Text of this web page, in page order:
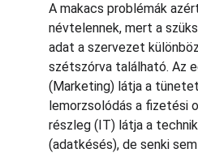
A makacs problémák
névtelennek, mert a
adat a szervezet
szétszórva található. Az
(Marketing) látja a
lemorzsolódás a fizetési
részleg (IT) látja a
(adatkésés), de senki